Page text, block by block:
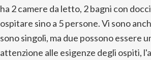
ha 2 camere da letto, 2 bagni con
ospitare sino a 5 persone. Vi sono
sono singoli, ma due possono essere
attenzione alle esigenze degli ospiti,